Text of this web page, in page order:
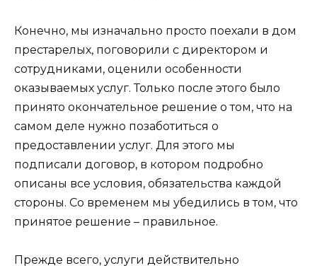
Конечно, мы изначально просто поехали в дом
престарелых, поговорили с директором и
сотрудниками, оценили особенности
оказываемых услуг. Только после этого было
принято окончательное решение о том, что на
самом деле нужно позаботиться о
предоставлении услуг. Для этого мы
подписали договор, в котором подробно
описаны все условия, обязательства каждой
стороны. Со временем мы убедились в том, что
принятое решение – правильное.
Прежде всего, услуги действительно